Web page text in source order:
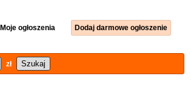
Moje ogłoszenia Dodaj darmowe ogłoszenie
zł